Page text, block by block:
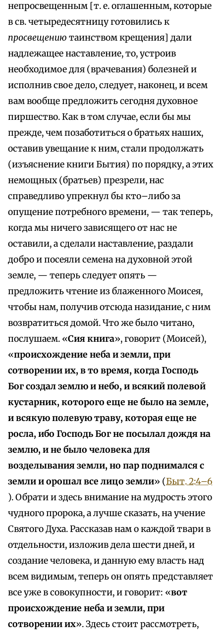
непросвещенным [т. е. оглашенным, которые
в св. четыредесятницу готовились к
просвещению таинством крещения] дали
надлежащее наставление, то, устроив
необходимое для (врачевания) болезней и
исполнив свое дело, следует, наконец, и всем
вам вообще предложить сегодня духовное
пиршество. Как в том случае, если бы мы
прежде, чем позаботиться о братьях наших,
оставив увещание к ним, стали продолжать
(изъяснение книги Бытия) по порядку, а этих
немощных (братьев) презрели, нас
справедливо упрекнул бы кто–либо за
опущение потребного времени, — так теперь,
когда мы ничего зависящего от нас не
оставили, а сделали наставление, раздали
добро и посеяли семена на духовной этой
земле, — теперь следует опять —
предложить чтение из блаженного Моисея,
чтобы нам, получив отсюда назидание, с ним
возвратиться домой. Что же было читано,
послушаем. «Сия книга», говорит (Моисей),
«происхождение неба и земли, при
сотворении их, в то время, когда Господь
Бог создал землю и небо, и всякий полевой
кустарник, которого еще не было на земле,
и всякую полевую траву, которая еще не
росла, ибо Господь Бог не посылал дождя на
землю, и не было человека для
возделывания земли, но пар поднимался с
земли и орошал все лицо земли» (Быт. 2:4–6
). Обрати и здесь внимание на мудрость этого
чудного пророка, а лучше сказать, на учение
Святого Духа. Рассказав нам о каждой твари в
отдельности, изложив дела шести дней, и
создание человека, и данную ему власть над
всем видимым, теперь он опять представляет
все уже в совокупности, и говорит: «вот
происхождение неба и земли, при
сотворении их». Здесь стоит рассмотреть,